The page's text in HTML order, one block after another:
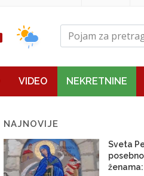
VIDEO NEKRETNINE
NAJNOVIJE
Sveta